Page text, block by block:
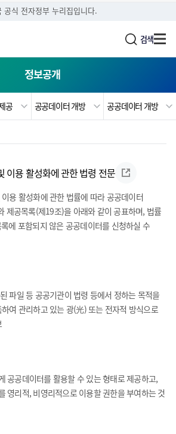
주메뉴로 가기
본문으로 가기
하단으로 가기
공식 전자정부 누리집입니다.
검색
정보공개
공 공공데이터 개방 공공데이터 개방
이용 활성화에 관한 법령 전문
용 활성화에 관한 법률에 따라 공공데이터
제공목록(제19조)을 아래와 같이 공표하며, 법률
에 포함되지 않은 공공데이터를 신청하실 수
파일 등 공공기관이 법령 등에서 정하는 목적을
여 관리하고 있는 광(光) 또는 전자적 방식으로
공공데이터를 활용할 수 있는 형태로 제공하고,
영리적, 비영리적으로 이용할 권한을 부여하는 것